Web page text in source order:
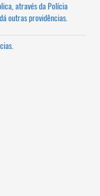
através da Polícia
outras providências.